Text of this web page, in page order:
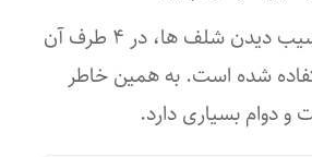
برای جلوگیری از آسیب دیدن شلف ها، در ۴ طرف آن
شده است. به همین خاطر
دوام بسیاری دارد.